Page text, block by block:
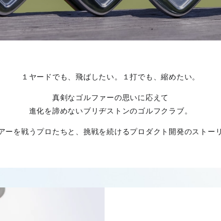
１ヤードでも、飛ばしたい。 １打でも、縮めたい。
真剣なゴルファーの思いに応えて
進化を諦めないブリヂストンのゴルフクラブ。
ーを戦うプロたちと、 挑戦を続けるプロダクト開発のストー